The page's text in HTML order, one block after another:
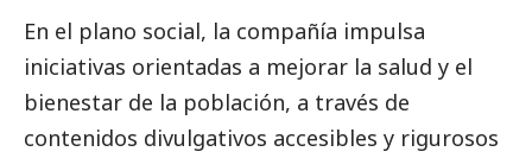
En el plano social, la compañía impulsa
iniciativas orientadas a mejorar la salud y el
bienestar de la población, a través de
contenidos divulgativos accesibles y rigurosos